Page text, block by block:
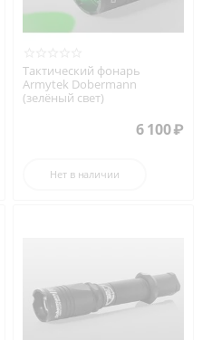
Тактический фонарь
Armytek Dobermann
(зелёный свет)
6 100₽
Нет в наличии